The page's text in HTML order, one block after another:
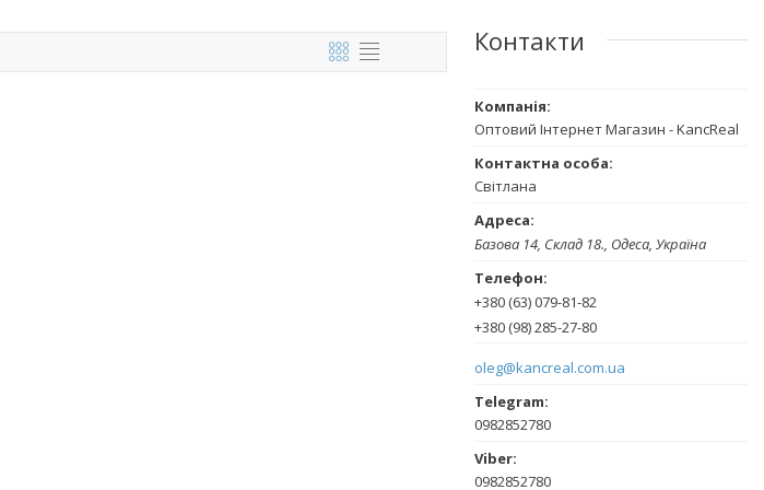
Контакти
Оптовий Інтернет Магазин - KancReal
Світлана
Базова 14, Склад 18., Одеса, Україна
+380 (63) 079-81-82
+380 (98) 285-27-80
oleg@kancreal.com.ua
0982852780
0982852780